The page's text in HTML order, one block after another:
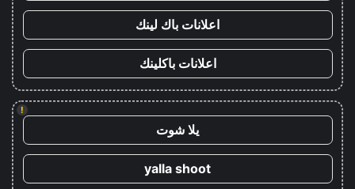
اعلانات باك لينك
اعلانات باكلينك
!
يلا شوت
yalla shoot